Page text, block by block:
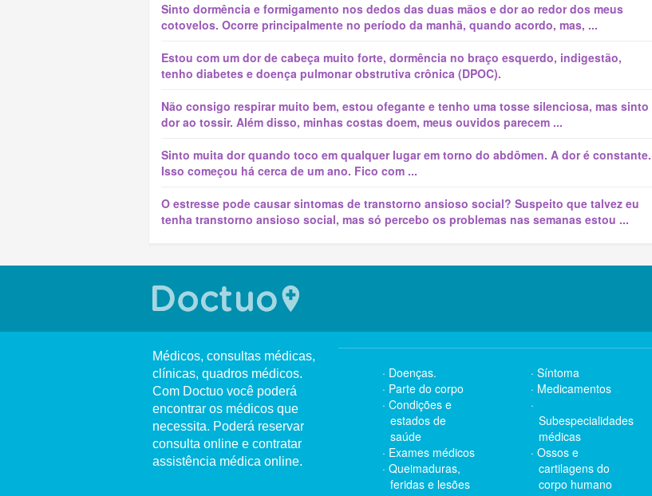
Sinto dormência e formigamento nos dedos das duas mãos e dor ao redor dos meus
cotovelos. Ocorre principalmente no período da manhã, quando acordo, mas, ...
Estou com um dor de cabeça muito forte, dormência no braço esquerdo, indigestão,
tenho diabetes e doença pulmonar obstrutiva crônica (DPOC).
Não consigo respirar muito bem, estou ofegante e tenho uma tosse silenciosa, mas sinto
dor ao tossir. Além disso, minhas costas doem, meus ouvidos parecem ...
Sinto muita dor quando toco em qualquer lugar em torno do abdômen. A dor é constante.
Isso começou há cerca de um ano. Fico com ...
O estresse pode causar sintomas de transtorno ansioso social? Suspeito que talvez eu
tenha transtorno ansioso social, mas só percebo os problemas nas semanas estou ...
Médicos, consultas médicas,
clínicas, quadros médicos.
Com Doctuo você poderá
encontrar os médicos que
necessita. Poderá reservar
consulta online e contratar
assistência médica online.
Doenças.
Parte do corpo
Condições e
estados de
saúde
Exames médicos
Queimaduras,
feridas e lesões
Síntoma
Medicamentos
Subespecialidades
médicas
Ossos e
cartilagens do
corpo humano